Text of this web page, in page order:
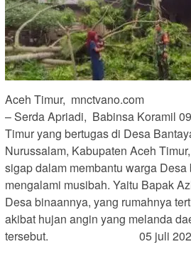
Aceh Timur, mnctvano.com
– Serda Apriadi, Babinsa Koramil
Timur yang bertugas di Desa
Nurussalam, Kabupaten Aceh
sigap dalam membantu warga
mengalami musibah. Yaitu Bapak
Desa binaannya, yang rumahnya
akibat hujan angin yang melanda
tersebut. 05 juli